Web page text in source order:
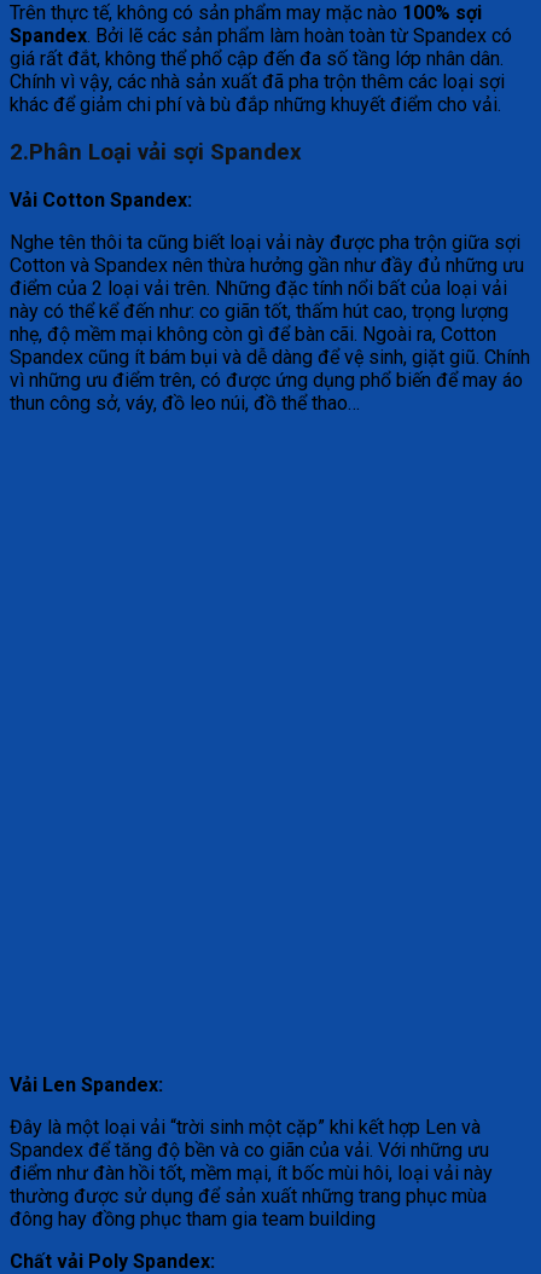
Trên thực tế, không có sản phẩm may mặc nào 100% sợi
Spandex. Bởi lẽ các sản phẩm làm hoàn toàn từ Spandex có
giá rất đắt, không thể phổ cập đến đa số tầng lớp nhân dân.
Chính vì vậy, các nhà sản xuất đã pha trộn thêm các loại sợi
khác để giảm chi phí và bù đắp những khuyết điểm cho vải.
2.Phân Loại vải sợi Spandex
Vải Cotton Spandex:
Nghe tên thôi ta cũng biết loại vải này được pha trộn giữa sợi
Cotton và Spandex nên thừa hưởng gần như đầy đủ những ưu
điểm của 2 loại vải trên. Những đặc tính nổi bất của loại vải
này có thể kể đến như: co giãn tốt, thấm hút cao, trọng lượng
nhẹ, độ mềm mại không còn gì để bàn cãi. Ngoài ra, Cotton
Spandex cũng ít bám bụi và dễ dàng để vệ sinh, giặt giũ. Chính
vì những ưu điểm trên, có được ứng dụng phổ biến để may áo
thun công sở, váy, đồ leo núi, đồ thể thao…
Vải Len Spandex:
Đây là một loại vải “trời sinh một cặp” khi kết hợp Len và
Spandex để tăng độ bền và co giãn của vải. Với những ưu
điểm như đàn hồi tốt, mềm mại, ít bốc mùi hôi, loại vải này
thường được sử dụng để sản xuất những trang phục mùa
đông hay đồng phục tham gia team building
Chất vải Poly Spandex: